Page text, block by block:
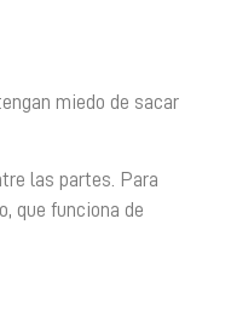
miedo de sacar
las partes. Para
que funciona de